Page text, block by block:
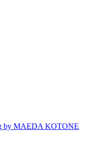
by MAEDA KOTONE